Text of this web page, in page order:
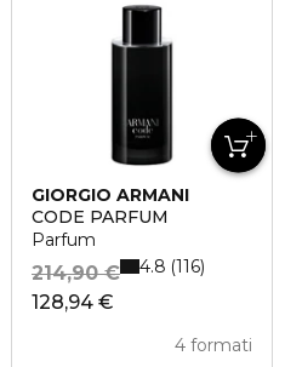
GIORGIO ARMANI
CODE PARFUM
Parfum
128,94 €
214,90 €
4 formati
4.8 116